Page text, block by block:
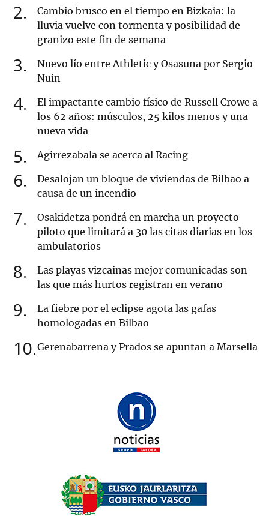
2
Cambio brusco en el tiempo en Bizkaia: la
lluvia vuelve con tormenta y posibilidad de
granizo este fin de semana
3
Nuevo lío entre Athletic y Osasuna por Sergio
Nuin
4
El impactante cambio físico de Russell Crowe a
los 62 años: músculos, 25 kilos menos y una
nueva vida
5 Agirrezabala se acerca al Racing
6
Desalojan un bloque de viviendas de Bilbao a
causa de un incendio
7
Osakidetza pondrá en marcha un proyecto
piloto que limitará a 30 las citas diarias en los
ambulatorios
8
Las playas vizcainas mejor comunicadas son
las que más hurtos registran en verano
9
La fiebre por el eclipse agota las gafas
homologadas en Bilbao
10 Gerenabarrena y Prados se apuntan a Marsella